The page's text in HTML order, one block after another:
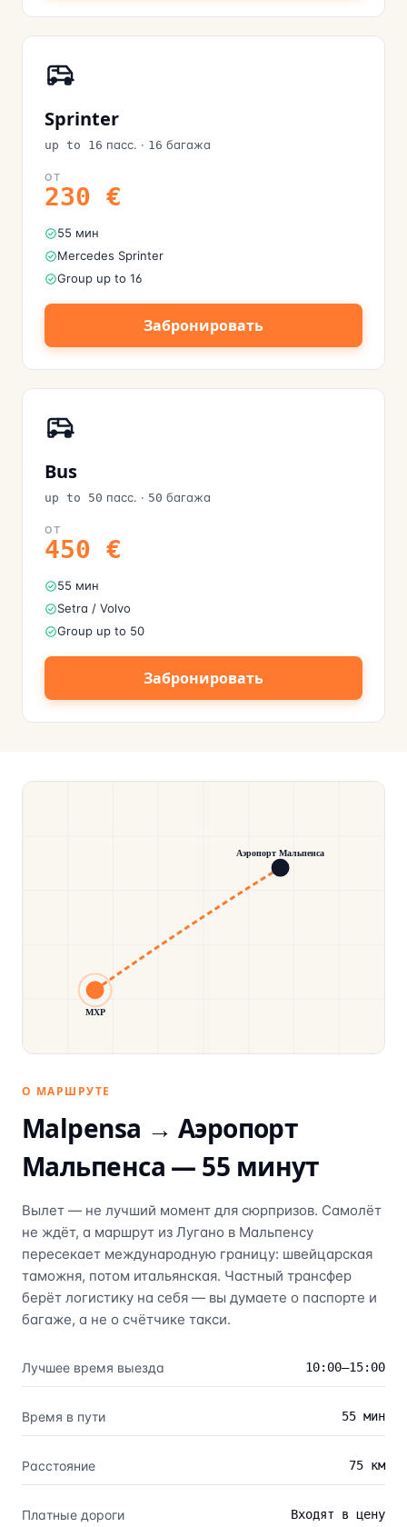
Sprinter
up to 16 пасс. · 16 багажа
ОТ
230 €
55 мин
Mercedes Sprinter
Group up to 16
Забронировать
Bus
up to 50 пасс. · 50 багажа
ОТ
450 €
55 мин
Setra / Volvo
Group up to 50
Забронировать
MXP
Аэропорт Мальпенса
О МАРШРУТЕ
Malpensa → Аэропорт
Мальпенса — 55 минут
Вылет — не лучший момент для сюрпризов. Самолёт
не ждёт, а маршрут из Лугано в Мальпенсу
пересекает международную границу: швейцарская
таможня, потом итальянская. Частный трансфер
берёт логистику на себя — вы думаете о паспорте и
багаже, а не о счётчике такси.
Лучшее время выезда 10:00–15:00
Время в пути 55 мин
Расстояние 75 км
Платные дороги Входят в цену